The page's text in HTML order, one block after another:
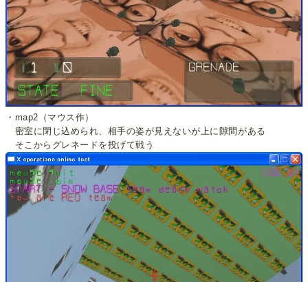
・map2（マウス作）
密室に閉じ込められ、相手の姿が見えないが上に隙間がある
そこからグレネードを投げて戦う